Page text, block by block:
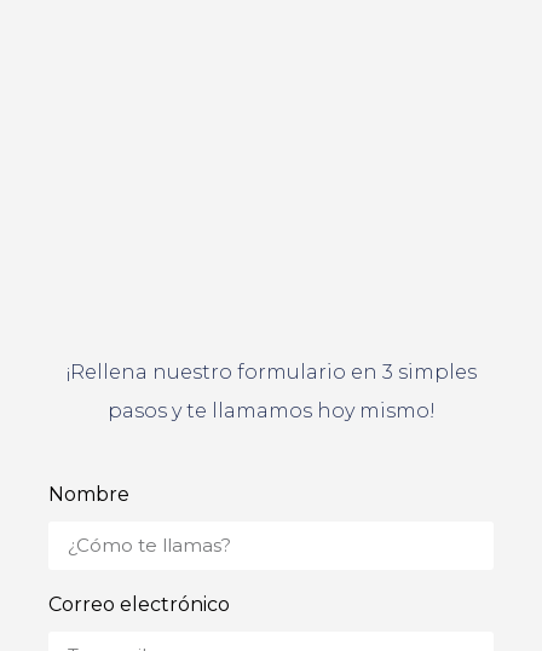
¡Rellena nuestro formulario en 3 simples
pasos y te llamamos hoy mismo!
Nombre
Correo electrónico